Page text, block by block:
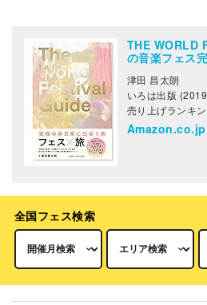
THE WORLD
の音楽フェス
津田 昌太朗
いろは出版
売り上げランキ
Amazon.co.jp
全国フェス検索